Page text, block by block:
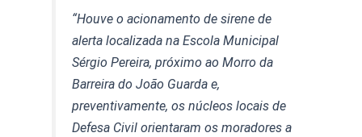
“Houve o acionamento de sirene de
alerta localizada na Escola Municipal
Sérgio Pereira, próximo ao Morro da
Barreira do João Guarda e,
preventivamente, os núcleos locais de
Defesa Civil orientaram os moradores a